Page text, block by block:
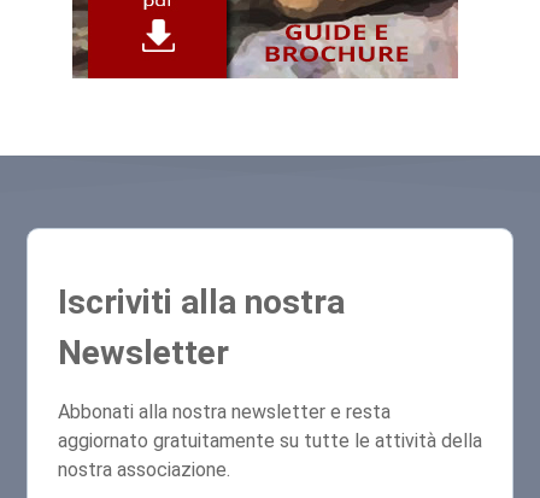
Iscriviti alla nostra
Newsletter
Abbonati alla nostra newsletter e resta
aggiornato gratuitamente su tutte le attività della
nostra associazione.